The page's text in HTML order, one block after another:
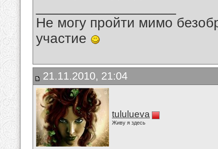
Не могу пройти мимо
участие
21.11.2010, 21:04
tululueva
Живу я здесь